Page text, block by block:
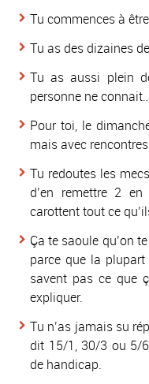
Tu commences à
Tu as des dizaines
Tu as aussi plein
personne ne
Pour toi, le
mais avec
Tu redoutes les
d’en remettre 2
carottent tout ce
Ça te saoule qu’on
parce que la
savent pas ce que
expliquer.
Tu n’as jamais su
dit 15/1, 30/3 ou 5/
de handicap.